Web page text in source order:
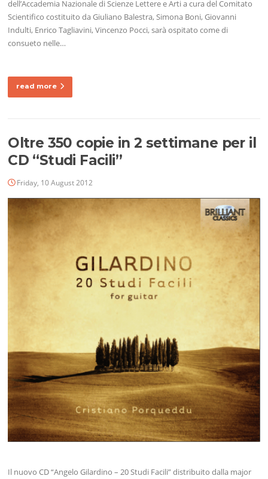
dell’Accademia Nazionale di Scienze Lettere e Arti a cura del Comitato
Scientifico costituito da Giuliano Balestra, Simona Boni, Giovanni
Indulti, Enrico Tagliavini, Vincenzo Pocci, sarà ospitato come di
consueto nelle…
read more
Oltre 350 copie in 2 settimane per il
CD “Studi Facili”
Friday, 10 August 2012
Il nuovo CD “Angelo Gilardino – 20 Studi Facili” distribuito dalla major